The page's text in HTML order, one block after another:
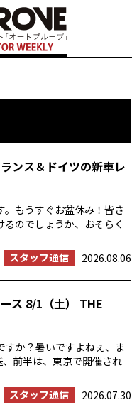
ンス＆ドイツの新車レ
。もうすぐお盆休み！皆さ
のでしょうか、おそらく
スタッフ通信
2026.08.06
ス 8/1（土） THE
すか？暑いですよねぇ、ま
前半は、東京で開催され
スタッフ通信
2026.07.30